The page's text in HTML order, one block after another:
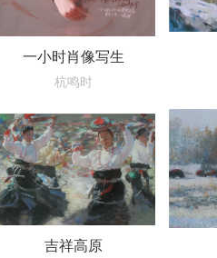
一小时肖像写生
杭鸣时
吉祥高原